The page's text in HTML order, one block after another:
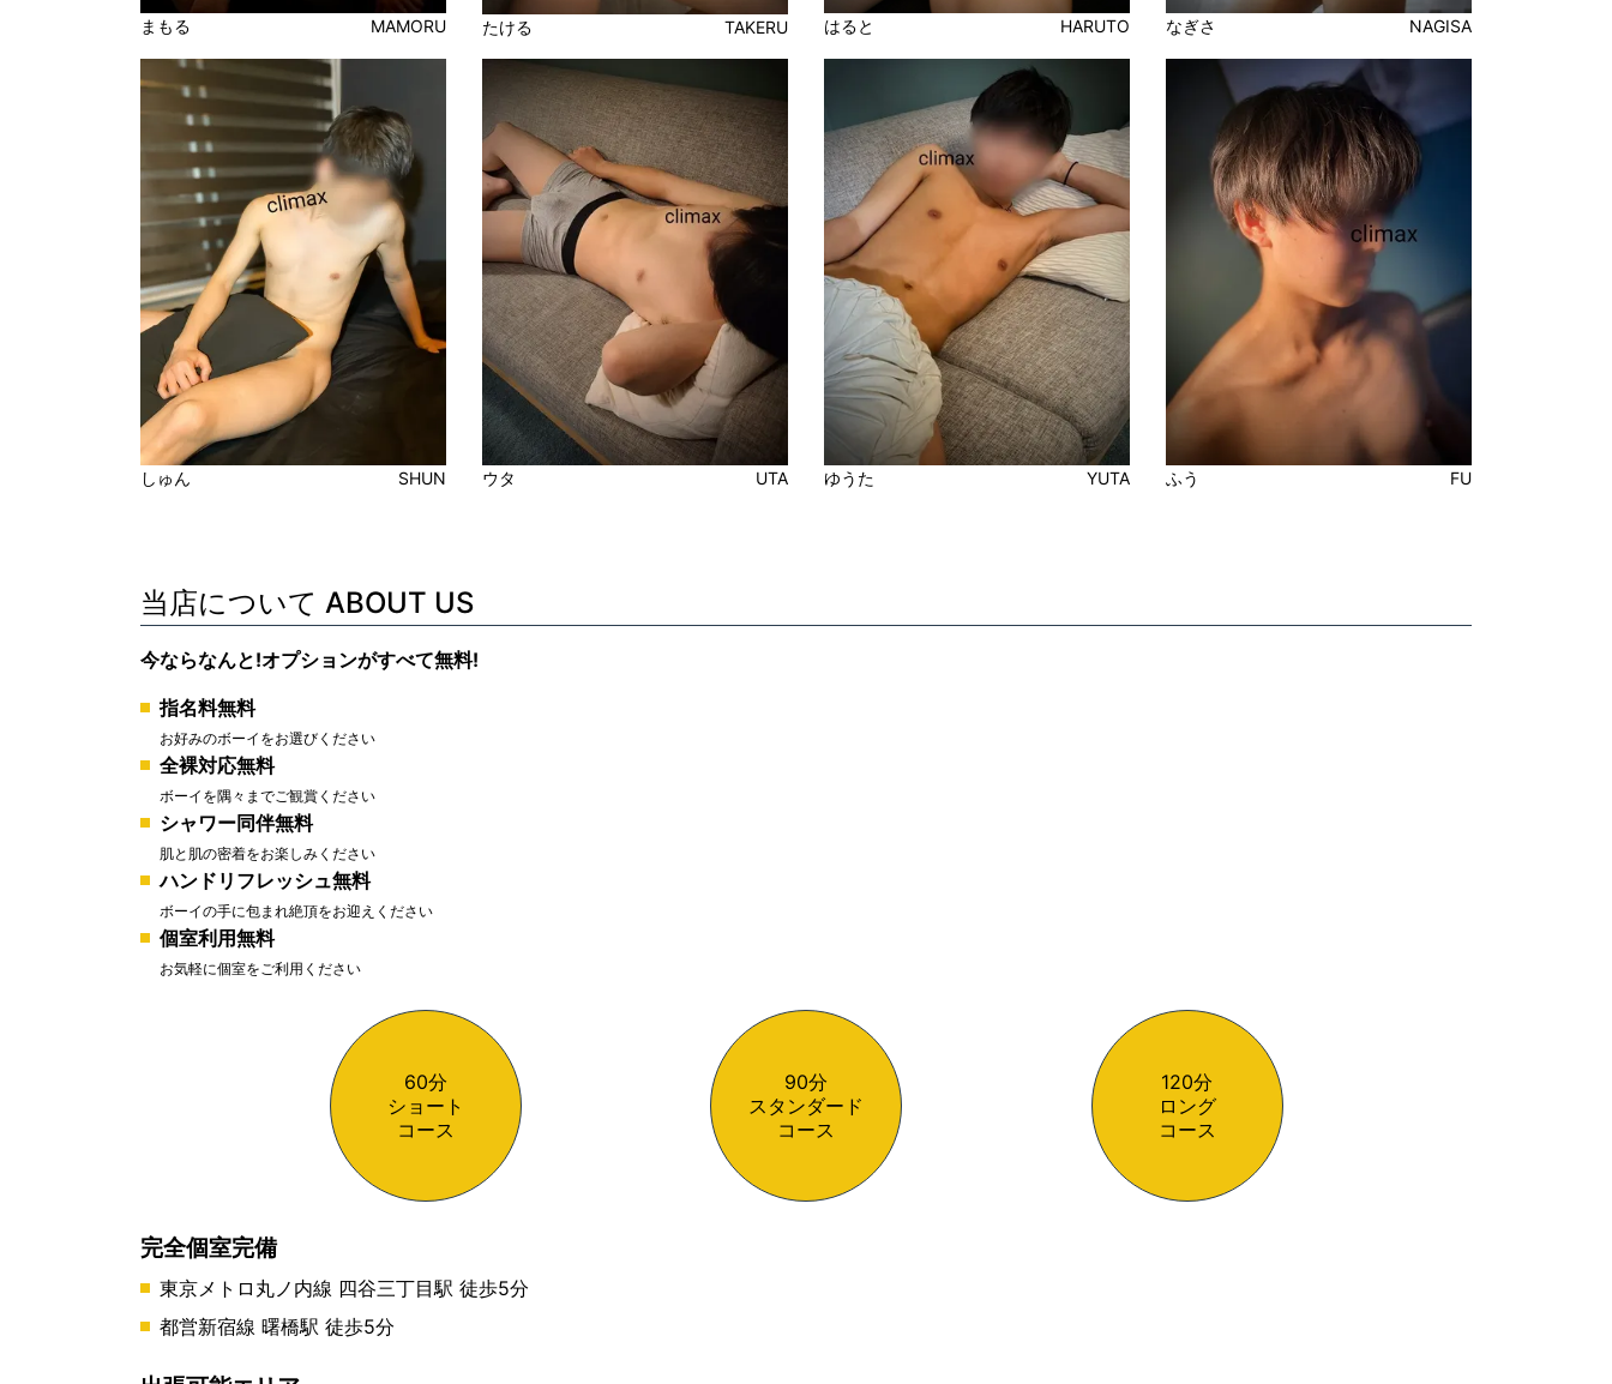
まもる MAMORU たける TAKERU はると HARUTO なぎさ NAGISA
しゅん SHUN ウタ UTA ゆうた YUTA ふう FU
当店について ABOUT US
今ならなんと!オプションがすべて無料!
指名料無料
お好みのボーイをお選びください
全裸対応無料
ボーイを隅々までご観賞ください
シャワー同伴無料
肌と肌の密着をお楽しみください
ハンドリフレッシュ無料
ボーイの手に包まれ絶頂をお迎えください
個室利用無料
お気軽に個室をご利用ください
60分
ショート
コース
90分
スタンダード
コース
120分
ロング
コース
完全個室完備
東京メトロ丸ノ内線 四谷三丁目駅 徒歩5分
都営新宿線 曙橋駅 徒歩5分